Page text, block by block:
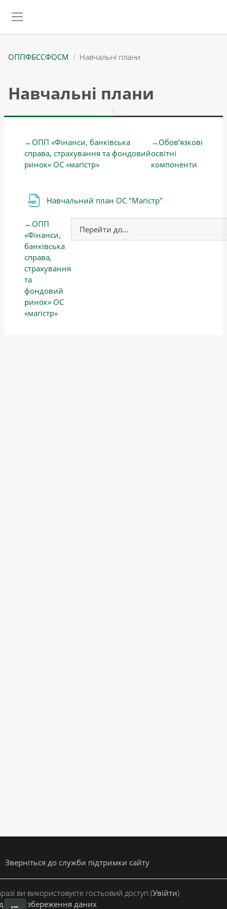
ОППФБССФОСМ Навчальні плани
Навчальні плани
Схема розділу
← ОПП «Фінанси, банківська
справа, страхування та фондовий
ринок» ОС «магістр»
→ Обов’язкові
освітні
компоненти
Навчальний план ОС "Магістр"
← ОПП
«Фінанси,
банківська
справа,
страхування
та
фондовий
ринок» ОС
«магістр»
Зверніться до служби підтримки сайту
ви використовуєте гостьовий доступ (Увійти)
збереження даних